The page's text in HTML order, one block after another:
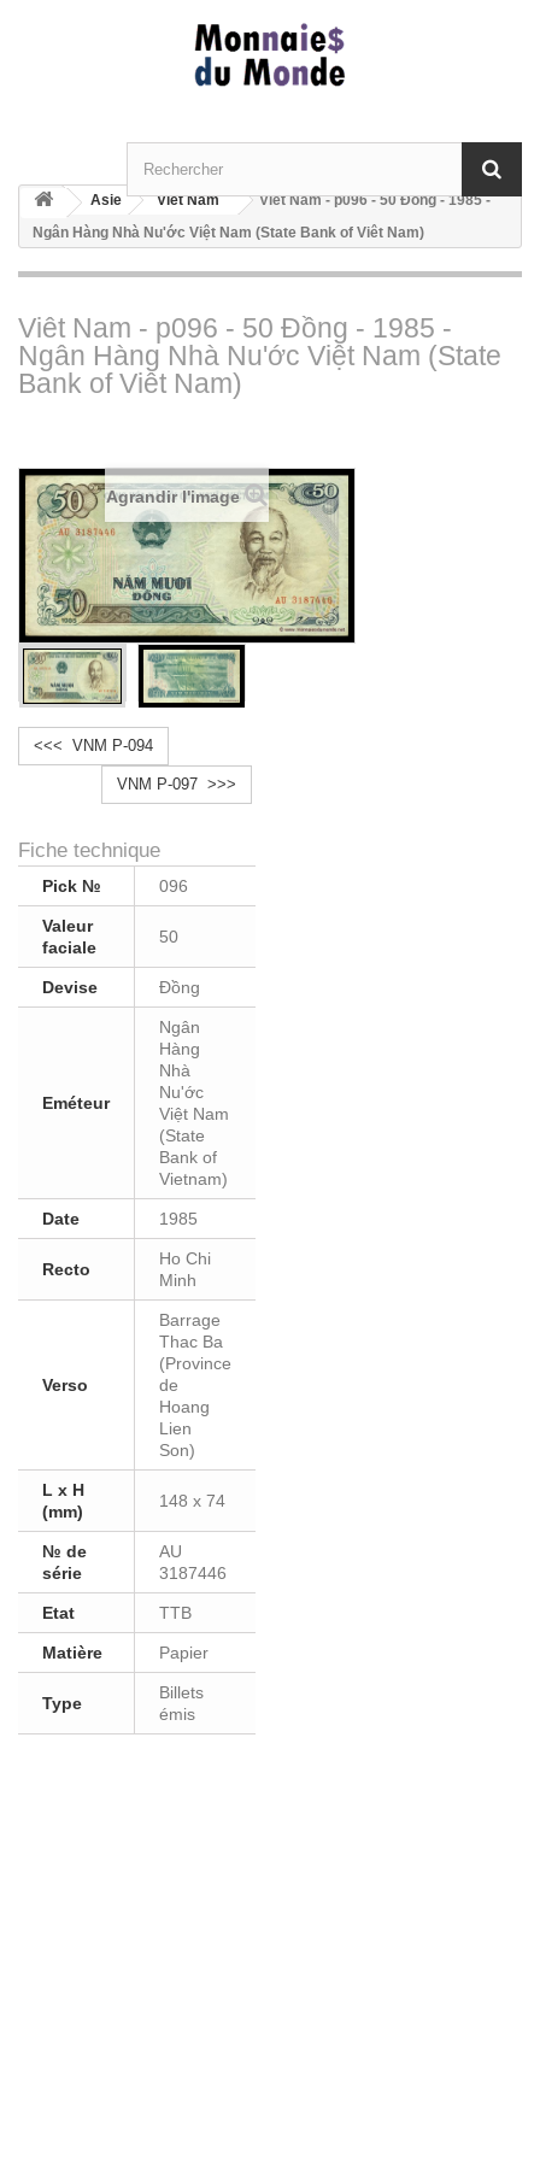
Asie Viêt Nam
Viêt Nam - p096 - 50 Ðồng - 1985 -
Ngân Hàng Nhà Nu'ớc Việt Nam (State Bank of Viêt Nam)
Viêt Nam - p096 - 50 Ðồng - 1985 -
Ngân Hàng Nhà Nu'ớc Việt Nam (State
Bank of Viêt Nam)
Agrandir l'image
<<< VNM P-094
VNM P-097 >>>
Fiche technique
Pick № 096
Valeur
faciale
50
Devise Ðồng
Eméteur
Ngân
Hàng
Nhà
Nu'ớc
Việt Nam
(State
Bank of
Vietnam)
Date 1985
Recto
Ho Chi
Minh
Verso
Barrage
Thac Ba
(Province
de
Hoang
Lien
Son)
L x H
(mm)
148 x 74
№ de
série
AU
3187446
Etat TTB
Matière Papier
Type
Billets
émis